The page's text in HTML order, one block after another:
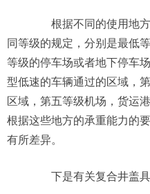
根据不同的使用地方
同等级的规定，分别是最低
等级的停车场或者地下停车
型低速的车辆通过的区域，
区域，第五等级机场，货运
根据这些地方的承重能力的
有所差异。
下是有关复合井盖具